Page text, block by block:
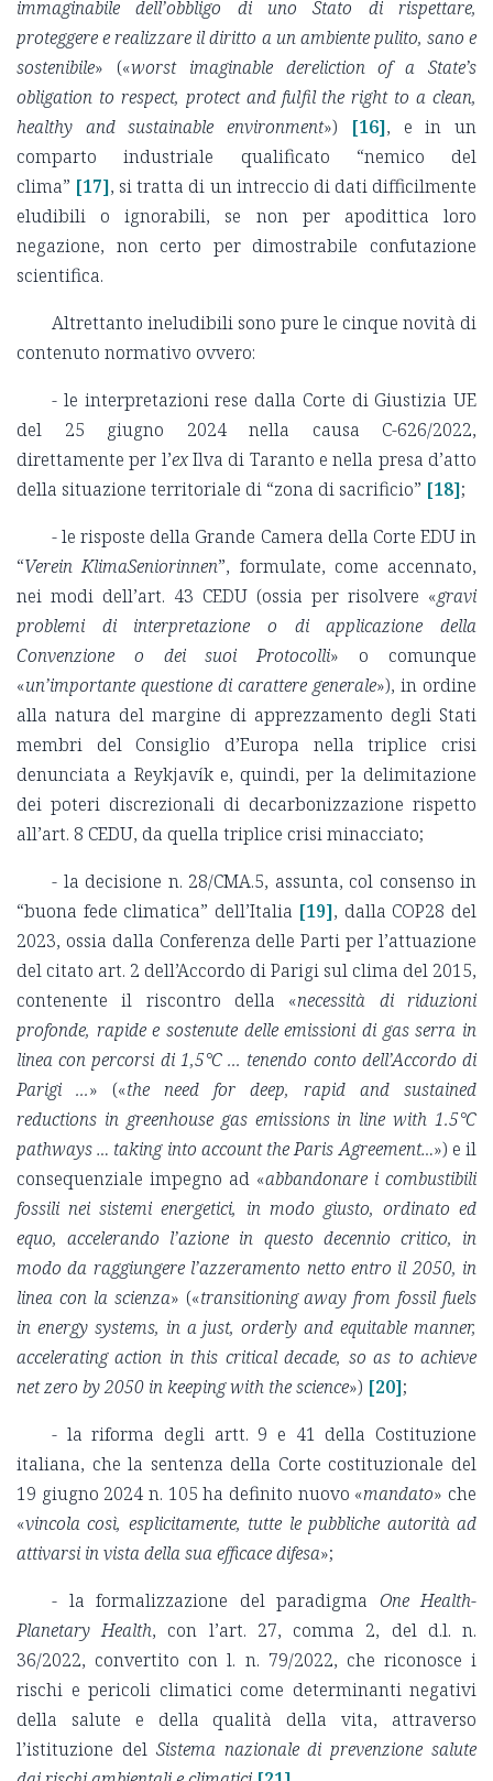
immaginabile dell’obbligo di uno Stato di rispettare,
proteggere e realizzare il diritto a un ambiente pulito, sano e
sostenibile» («worst imaginable dereliction of a State’s
obligation to respect, protect and fulfil the right to a clean,
healthy and sustainable environment») [16], e in un
comparto industriale qualificato “nemico del
clima” [17], si tratta di un intreccio di dati difficilmente
eludibili o ignorabili, se non per apodittica loro
negazione, non certo per dimostrabile confutazione
scientifica.
Altrettanto ineludibili sono pure le cinque novità di
contenuto normativo ovvero:
- le interpretazioni rese dalla Corte di Giustizia UE
del 25 giugno 2024 nella causa C-626/2022,
direttamente per l’exIlva di Taranto e nella presa d’atto
della situazione territoriale di “zona di sacrificio” [18];
- le risposte della Grande Camera della Corte EDU in
“Verein KlimaSeniorinnen”, formulate, come accennato,
nei modi dell’art. 43 CEDU (ossia per risolvere «gravi
problemi di interpretazione o di applicazione della
Convenzione o dei suoi Protocolli» o comunque
«un’importante questione di carattere generale»), in ordine
alla natura del margine di apprezzamento degli Stati
membri del Consiglio d’Europa nella triplice crisi
denunciata a Reykjavík e, quindi, per la delimitazione
dei poteri discrezionali di decarbonizzazione rispetto
all’art. 8 CEDU, da quella triplice crisi minacciato;
- la decisione n. 28/CMA.5, assunta, col consenso in
“buona fede climatica” dell’Italia [19], dalla COP28 del
2023, ossia dalla Conferenza delle Parti per l’attuazione
del citato art. 2 dell’Accordo di Parigi sul clima del 2015,
contenente il riscontro della «necessità di riduzioni
profonde, rapide e sostenute delle emissioni di gas serra in
linea con percorsi di 1,5°C ... tenendo conto dell’Accordo di
Parigi ...» («the need for deep, rapid and sustained
reductions in greenhouse gas emissions in line with 1.5°C
pathways … taking into account the Paris Agreement…») e il
consequenziale impegno ad «abbandonare i combustibili
fossili nei sistemi energetici, in modo giusto, ordinato ed
equo, accelerando l’azione in questo decennio critico, in
modo da raggiungere l’azzeramento netto entro il 2050, in
linea con la scienza» («transitioning away from fossil fuels
in energy systems, in a just, orderly and equitable manner,
accelerating action in this critical decade, so as to achieve
net zero by 2050 in keeping with the science») [20];
- la riforma degli artt. 9 e 41 della Costituzione
italiana, che la sentenza della Corte costituzionale del
19 giugno 2024 n. 105 ha definito nuovo «mandato» che
«vincola così, esplicitamente, tutte le pubbliche autorità ad
attivarsi in vista della sua efficace difesa»;
- la formalizzazione del paradigma One Health-
Planetary Health, con l’art. 27, comma 2, del d.l. n.
36/2022, convertito con l. n. 79/2022, che riconosce i
rischi e pericoli climatici come determinanti negativi
della salute e della qualità della vita, attraverso
l’istituzione del Sistema nazionale di prevenzione salute